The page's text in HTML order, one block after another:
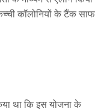
कॉलोनियों के टैंक साफ
था कि इस योजना के